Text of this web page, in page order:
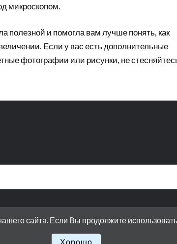
микроскопом.
и помогла вам лучше понять, как
Если у вас есть дополнительные
фотографии или рисунки, не
ДОМ 15 СТРОЕНИЕ 11
сайта. Если Вы продолжите использовать
Хорошо